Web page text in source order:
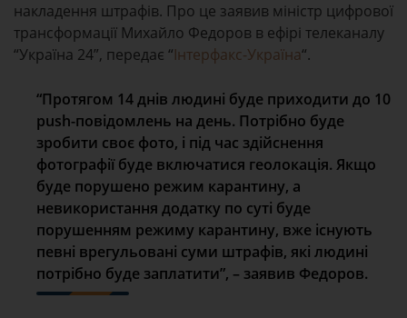
накладення штрафів. Про це заявив міністр цифрової
трансформації Михайло Федоров в ефірі телеканалу
“Україна 24”, передає “Інтерфакс-Україна“.
“Протягом 14 днів людині буде приходити до 10
push-повідомлень на день. Потрібно буде
зробити своє фото, і під час здійснення
фотографії буде включатися геолокація. Якщо
буде порушено режим карантину, а
невикористання додатку по суті буде
порушенням режиму карантину, вже існують
певні врегульовані суми штрафів, які людині
потрібно буде заплатити”, – заявив Федоров.